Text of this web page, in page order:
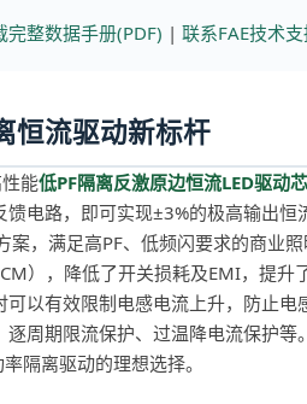
完整数据手册(PDF) | 联系FAE技术
恒流驱动新标杆
能低PF隔离反激原边恒流LED驱动
电路，即可实现±3%的极高输出
，满足高PF、低频闪要求的商业照
），降低了开关损耗及EMI，提
以有效限制电感电流上升，防止
周期限流保护、过温降电流保护
隔离驱动的理想选择。